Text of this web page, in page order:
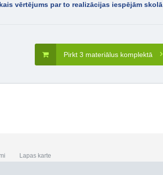
vērtējums par to realizācijas iespējām skolā
Pirkt 3 materiālus komplektā
Lapas karte